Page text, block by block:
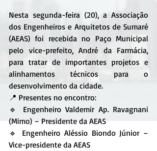
Nesta segunda-feira (20), a Associação
dos Engenheiros e Arquitetos de Sumaré
(AEAS) foi recebida no Paço Municipal
pelo vice-prefeito, André da Farmácia,
para tratar de importantes projetos e
alinhamentos técnicos para o
desenvolvimento da cidade.
📍 Presentes no encontro:
🔹 Engenheiro Valdemir Ap. Ravagnani
(Mimo) – Presidente da AEAS
🔹 Engenheiro Aléssio Biondo Júnior –
Vice-presidente da AEAS